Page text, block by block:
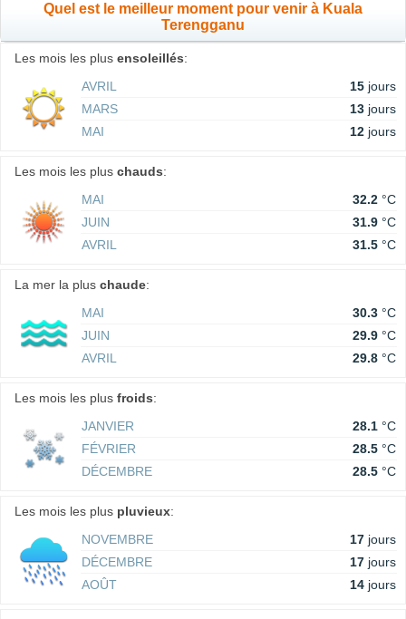
Quel est le meilleur moment pour venir à Kuala
Terengganu
Les mois les plus ensoleillés:
AVRIL
15 jours
MARS
13 jours
MAI
12 jours
Les mois les plus chauds:
MAI
32.2 °C
JUIN
31.9 °C
AVRIL
31.5 °C
La mer la plus chaude:
MAI
30.3 °C
JUIN
29.9 °C
AVRIL
29.8 °C
Les mois les plus froids:
JANVIER
28.1 °C
FÉVRIER
28.5 °C
DÉCEMBRE
28.5 °C
Les mois les plus pluvieux:
NOVEMBRE
17 jours
DÉCEMBRE
17 jours
AOÛT
14 jours